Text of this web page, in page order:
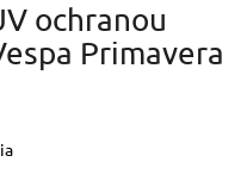
ochranou
Primavera